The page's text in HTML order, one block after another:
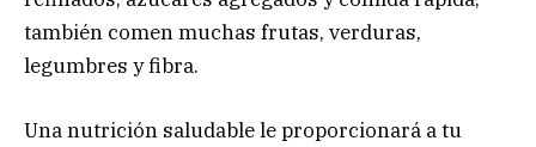
también comen muchas frutas, verduras,
legumbres y fibra.
Una nutrición saludable le proporcionará a tu